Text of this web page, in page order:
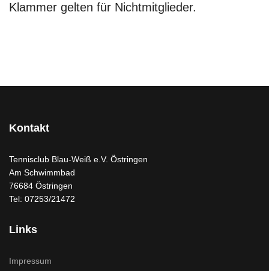
Klammer gelten für Nichtmitglieder.
Kontakt
Tennisclub Blau-Weiß e.V. Östringen
Am Schwimmbad
76684 Östringen
Tel: 07253/21472
Links
Impressum